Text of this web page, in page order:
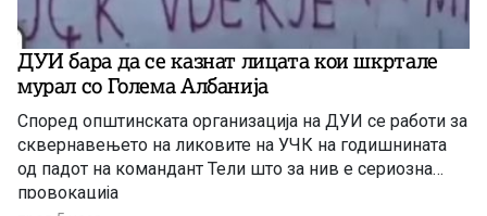
ДУИ бара да се казнат лицата кои шкртале
мурал со Голема Албанија
Според општинската организација на ДУИ се работи за
сквернавењето на ликовите на УЧК на годишнината
од падот на командант Тели што за нив е сериозна
провокација